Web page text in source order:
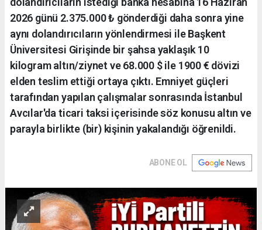
2026 günü 2.375.000 ₺ gönderdiği daha sonra yine
aynı dolandırıcıların yönlendirmesi ile Başkent
Üniversitesi Girişinde bir şahsa yaklaşık 10
kilogram altın/ziynet ve 68.000 $ ile 1900 € dövizi
elden teslim ettiği ortaya çıktı. Emniyet güçleri
tarafından yapılan çalışmalar sonrasında İstanbul
Avcılar'da ticari taksi içerisinde söz konusu altın ve
parayla birlikte (bir) kişinin yakalandığı öğrenildi.
ABONE OL